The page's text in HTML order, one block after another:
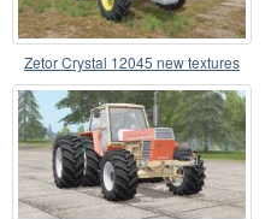
Zetor Crystal 12045 new textures
headlights